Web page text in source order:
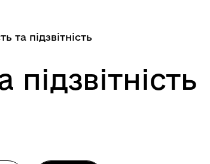
та підзвітність
підзвітність